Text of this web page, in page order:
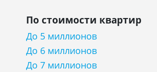
По стоимости квартир
До 5 миллионов
До 6 миллионов
До 7 миллионов